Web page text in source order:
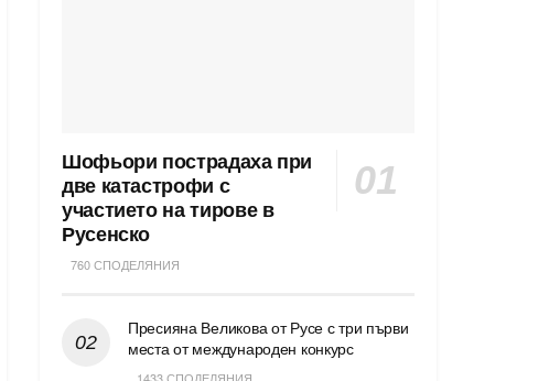
Шофьори пострадаха при
две катастрофи с
участието на тирове в
Русенско
760 СПОДЕЛЯНИЯ
Пресияна Великова от Русе с три първи
места от международен конкурс